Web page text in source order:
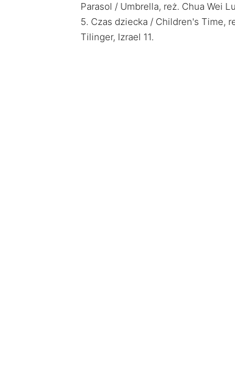
Parasol / Umbrella, reż. Chua Wei
5. Czas dziecka / Children's Time,
Tilinger, Izrael 11.